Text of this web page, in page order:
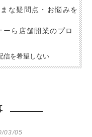
な疑問点・お悩みを
ら店舗開業のプロ
信を希望しない
03/05